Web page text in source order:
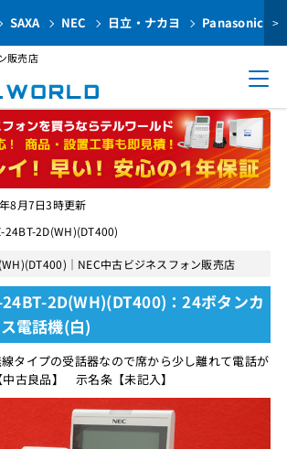
SAXA NEC 日立・ナカヨ Panasonic >
販売店
8月7日3時更新
24BT-2D(WH)(DT400)
｜NEC中古ビジネスフォン販売店
24BT-2D(WH)(DT400)：24ボタンカ
電話機(白)
タイプの受話器なので席から少し離れて電話が
古良品】 示名条【未記入】